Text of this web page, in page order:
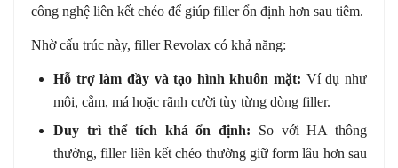
công nghệ liên kết chéo để giúp filler ổn định hơn sau tiêm.
Nhờ cấu trúc này, filler Revolax có khả năng:
Hỗ trợ làm đầy và tạo hình khuôn mặt: Ví dụ như
môi, cằm, má hoặc rãnh cười tùy từng dòng filler.
Duy trì thể tích khá ổn định: So với HA thông
thường, filler liên kết chéo thường giữ form lâu hơn sau